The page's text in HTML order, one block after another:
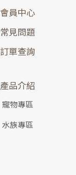
會員中心
常見問題
訂單查詢
產品介紹
寵物專區
水族專區